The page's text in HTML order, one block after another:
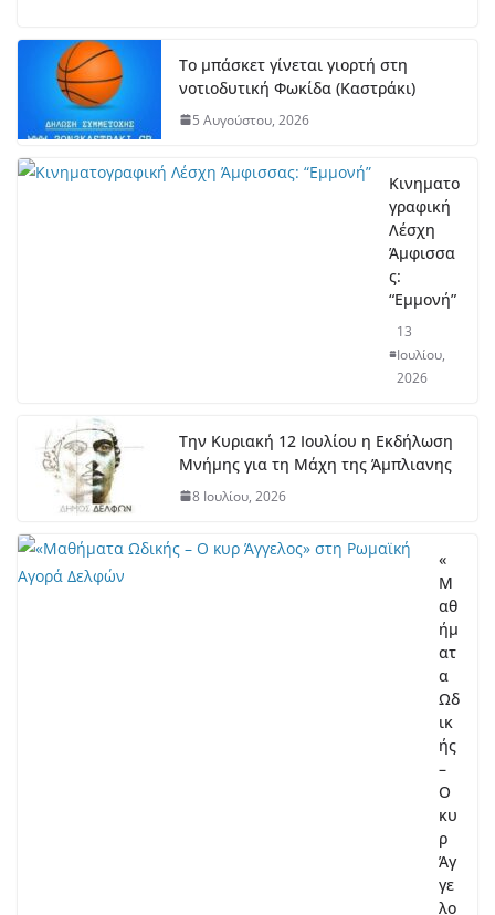
Το μπάσκετ γίνεται γιορτή στη
νοτιοδυτική Φωκίδα (Καστράκι)
5 Αυγούστου, 2026
Κινηματο
γραφική
Λέσχη
Άμφισσα
ς:
“Εμμονή”
13
Ιουλίου,
2026
Την Κυριακή 12 Ιουλίου η Εκδήλωση
Μνήμης για τη Μάχη της Άμπλιανης
8 Ιουλίου, 2026
«
Μ
αθ
ήμ
ατ
α
Ωδ
ικ
ής
–
Ο
κυ
ρ
Άγ
γε
λο